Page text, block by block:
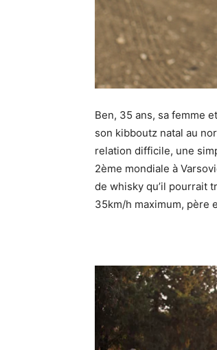
Ben, 35 ans, sa femme
son kibboutz natal au
relation difficile, une
2ème mondiale à
de whisky qu’il pourrait
35km/h maximum, père